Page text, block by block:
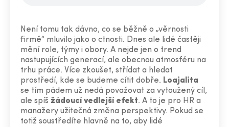
Není tomu tak dávno, co se běžně o „věrnosti
firmě“ mluvilo jako o ctnosti. Dnes ale lidé častěji
mění role, týmy i obory. A nejde jen o trend
nastupujících generací, ale obecnou atmosféru na
trhu práce. Více zkoušet, střídat a hledat
prostředí, kde se budeme cítit dobře. Loajalita
se tím pádem už nedá považovat za vytoužený cíl,
ale spíš žádoucí vedlejší efekt. A to je pro HR a
manažery užitečná změna perspektivy. Pokud se
totiž soustředíte hlavně na to, aby lidé